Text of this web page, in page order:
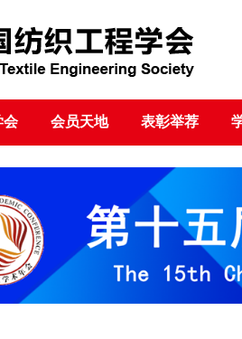
会 会员天地 表彰举荐